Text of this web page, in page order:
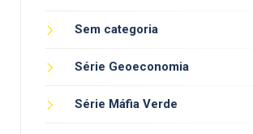
Sem categoria
Série Geoeconomia
Série Máfia Verde